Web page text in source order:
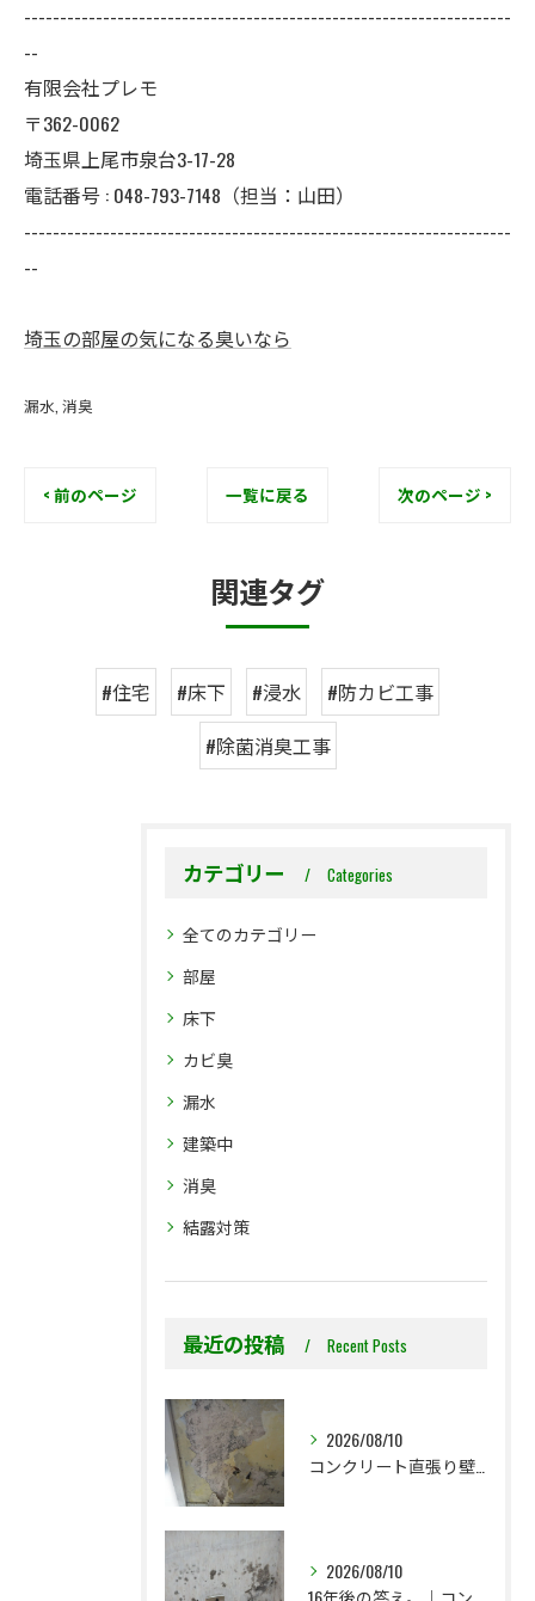
--------------------------------------------------------------------
--
有限会社プレモ
〒362-0062
埼玉県上尾市泉台3-17-28
電話番号 : 048-793-7148（担当：山田）
--------------------------------------------------------------------
--
埼玉の部屋の気になる臭いなら
漏水 消臭
< 前のページ 一覧に戻る 次のページ >
関連タグ
#住宅 #床下 #浸水
#防カビ工事
#除菌消臭工事
カテゴリー Categories
全てのカテゴリー
部屋
床下
カビ臭
漏水
建築中
消臭
結露対策
最近の投稿 Recent Posts
2026/08/10
2026/08/10